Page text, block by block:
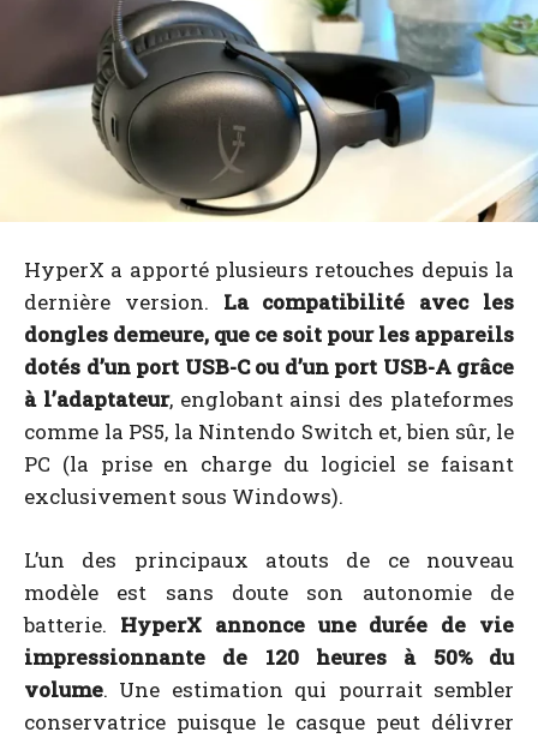
HyperX a apporté plusieurs retouches depuis la
dernière version. La compatibilité avec les
dongles demeure, que ce soit pour les appareils
dotés d’un port USB-C ou d’un port USB-A grâce
à l’adaptateur, englobant ainsi des plateformes
comme la PS5, la Nintendo Switch et, bien sûr, le
PC (la prise en charge du logiciel se faisant
exclusivement sous Windows).
L’un des principaux atouts de ce nouveau
modèle est sans doute son autonomie de
batterie. HyperX annonce une durée de vie
impressionnante de 120 heures à 50% du
volume. Une estimation qui pourrait sembler
conservatrice puisque le casque peut délivrer